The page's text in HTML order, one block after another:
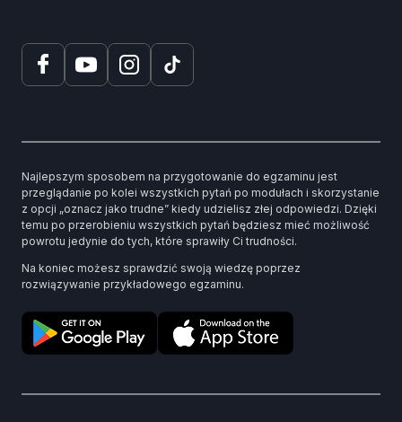
Najlepszym sposobem na przygotowanie do egzaminu jest
przeglądanie po kolei wszystkich pytań po modułach i skorzystanie
z opcji „oznacz jako trudne” kiedy udzielisz złej odpowiedzi. Dzięki
temu po przerobieniu wszystkich pytań będziesz mieć możliwość
powrotu jedynie do tych, które sprawiły Ci trudności.
Na koniec możesz sprawdzić swoją wiedzę poprzez
rozwiązywanie przykładowego egzaminu.